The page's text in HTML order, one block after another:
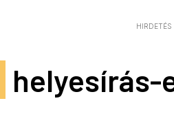
HIRDETÉS
helyesírás-